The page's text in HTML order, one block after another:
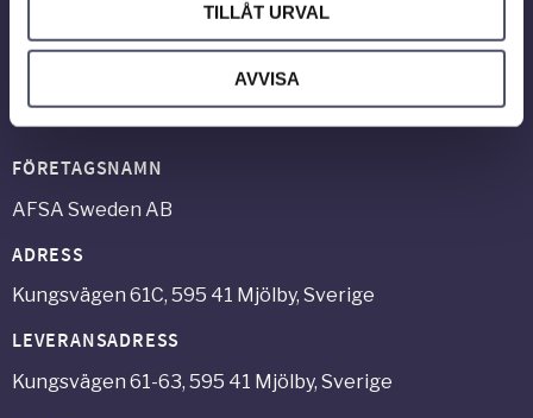
TILLÅT URVAL
AVVISA
PRENUMERERA
FÖRETAGSNAMN
AFSA Sweden AB
ADRESS
Kungsvägen 61C, 595 41 Mjölby, Sverige
LEVERANSADRESS
Kungsvägen 61-63, 595 41 Mjölby, Sverige